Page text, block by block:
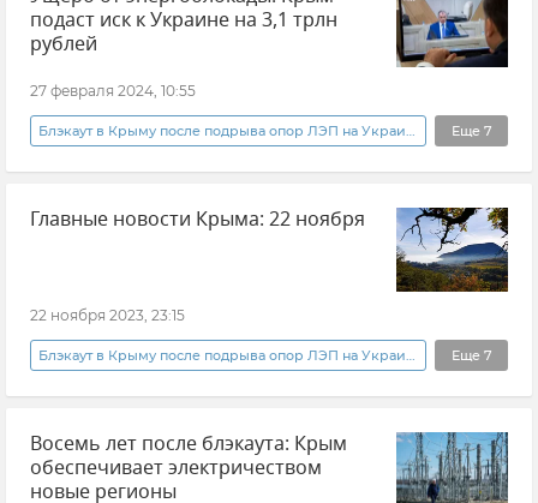
Государственный совет РК (Госсовет)
подаст иск к Украине на 3,1 трлн
рублей
27 февраля 2024, 10:55
Еще 7
Блэкаут в Крыму после подрыва опор ЛЭП на Украине
Владимир Константинов
Государственный совет РК (Госсовет)
Энергетическая блокада Крыма
Новости Крыма
Главные новости Крыма: 22 ноября
22 ноября 2023, 23:15
Еще 7
Главное за день Крым Новости
Новости Крыма Происшествия
Религия Тихон Шевкунов
Восемь лет после блэкаута: Крым
обеспечивает электричеством
новые регионы